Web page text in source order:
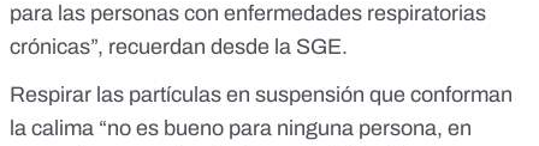
para las personas con enfermedades respiratorias
crónicas”, recuerdan desde la SGE.
Respirar las partículas en suspensión que conforman
la calima “no es bueno para ninguna persona, en